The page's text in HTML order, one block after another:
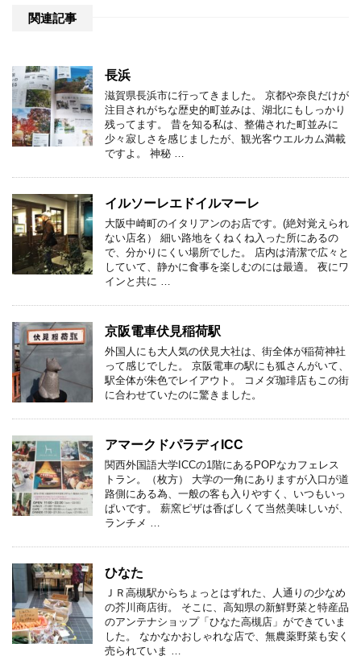
関連記事
長浜
滋賀県長浜市に行ってきました。 京都や奈良だけが
注目されがちな歴史的町並みは、湖北にもしっかり
残ってます。 昔を知る私は、整備された町並みに
少々寂しさを感じましたが、観光客ウエルカム満載
ですよ。 神秘 …
イルソーレエドイルマーレ
大阪中崎町のイタリアンのお店です。(絶対覚えられ
ない店名） 細い路地をくねくね入った所にあるの
で、分かりにくい場所でした。 店内は清潔で広々と
していて、静かに食事を楽しむのには最適。 夜にワ
インと共に …
京阪電車伏見稲荷駅
外国人にも大人気の伏見大社は、街全体が稲荷神社
って感じでした。 京阪電車の駅にも狐さんがいて、
駅全体が朱色でレイアウト。 コメダ珈琲店もこの街
に合わせていたのに驚きました。
アマークドパラディICC
関西外国語大学ICCの1階にあるPOPなカフェレス
トラン。（枚方） 大学の一角にありますが入口が道
路側にある為、一般の客も入りやすく、いつもいっ
ぱいです。 薪窯ピザは香ばしくて当然美味しいが、
ランチメ …
ひなた
ＪＲ高槻駅からちょっとはずれた、人通りの少なめ
の芥川商店街。 そこに、高知県の新鮮野菜と特産品
のアンテナショップ「ひなた高槻店」ができていま
した。 なかなかおしゃれな店で、無農薬野菜も安く
売られていま …